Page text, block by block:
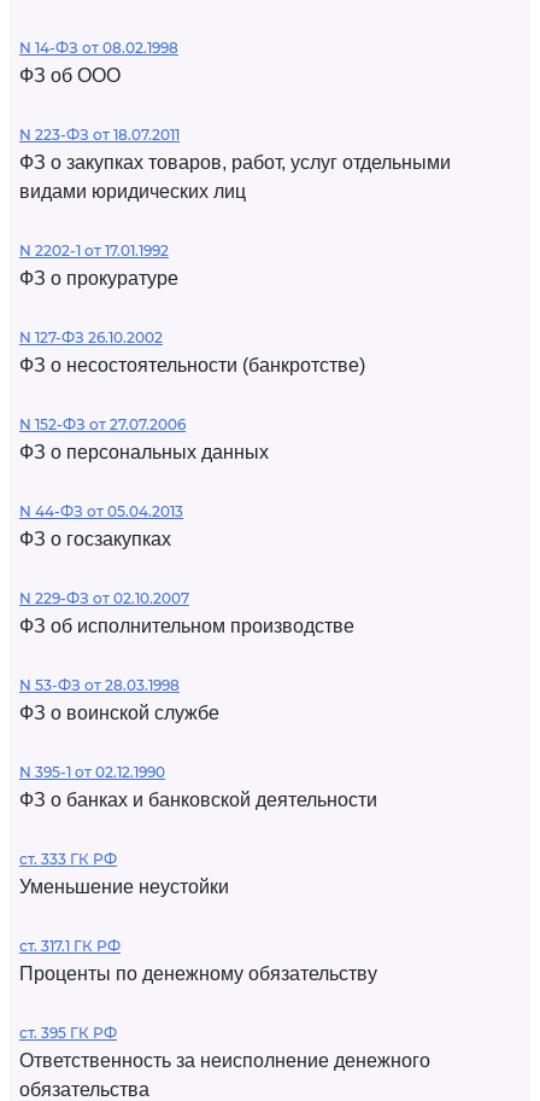
N 14-ФЗ от 08.02.1998
ФЗ об ООО
N 223-ФЗ от 18.07.2011
ФЗ о закупках товаров, работ, услуг отдельными
видами юридических лиц
N 2202-1 от 17.01.1992
ФЗ о прокуратуре
N 127-ФЗ 26.10.2002
ФЗ о несостоятельности (банкротстве)
N 152-ФЗ от 27.07.2006
ФЗ о персональных данных
N 44-ФЗ от 05.04.2013
ФЗ о госзакупках
N 229-ФЗ от 02.10.2007
ФЗ об исполнительном производстве
N 53-ФЗ от 28.03.1998
ФЗ о воинской службе
N 395-1 от 02.12.1990
ФЗ о банках и банковской деятельности
ст. 333 ГК РФ
Уменьшение неустойки
ст. 317.1 ГК РФ
Проценты по денежному обязательству
ст. 395 ГК РФ
Ответственность за неисполнение денежного
обязательства